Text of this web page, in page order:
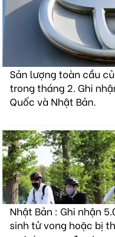
Sản lượng toàn cầu
trong tháng 2. Ghi
Quốc và Nhật Bản.
Nhật Bản : Ghi nhận
sinh tử vong hoặc bị